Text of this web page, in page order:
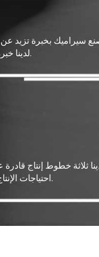
لدينا خبرة واسعة.
ثلاثة خطوط إنتاج قادرة
احتياجات الإنتاج الكبيرة.